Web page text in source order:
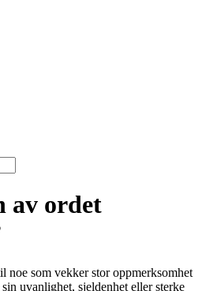
av ordet
noe som vekker stor oppmerksomhet
uvanlighet, sjeldenhet eller sterke